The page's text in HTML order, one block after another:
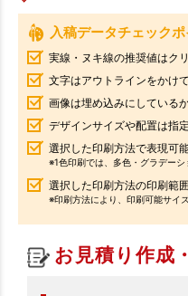
入稿データチェックポ
実線・ヌキ線の推奨値はク
文字はアウトラインをかけ
画像は埋め込みにしている
デザインサイズや配置は指
選択した印刷方法で表現可
※1色印刷では、多色・グラデーシ
選択した印刷方法の印刷範
※印刷方法により、印刷可能サイ
お見積り作成